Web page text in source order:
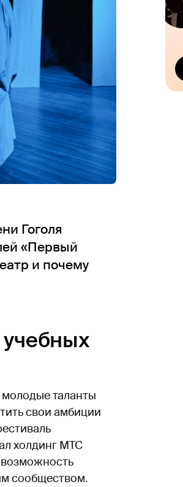
Гоголя
«Первый
и почему
таланты
свои амбиции
холдинг МТС
сообществом.